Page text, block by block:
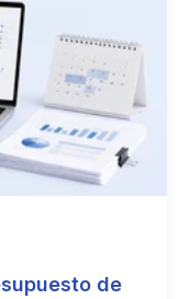
de